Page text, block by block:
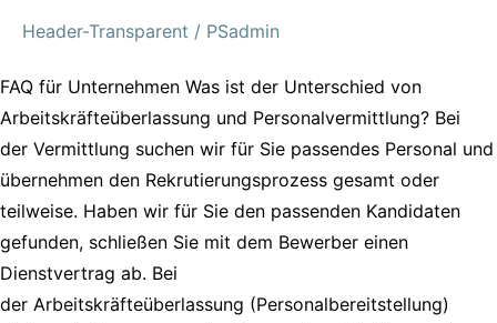
Header-Transparent / PSadmin
FAQ für Unternehmen Was ist der Unterschied von
Arbeitskräfteüberlassung und Personalvermittlung? Bei
der Vermittlung suchen wir für Sie passendes Personal und
übernehmen den Rekrutierungsprozess gesamt oder
teilweise. Haben wir für Sie den passenden Kandidaten
gefunden, schließen Sie mit dem Bewerber einen
Dienstvertrag ab. Bei
der Arbeitskräfteüberlassung (Personalbereitstellung)